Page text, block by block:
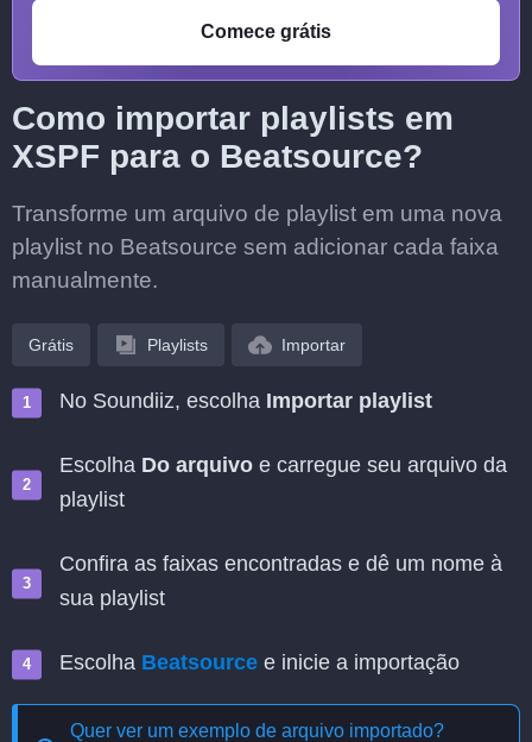
Comece grátis
Como importar playlists em
XSPF para o Beatsource?
Transforme um arquivo de playlist em uma nova
playlist no Beatsource sem adicionar cada faixa
manualmente.
Grátis Playlists Importar
No Soundiiz, escolha Importar playlist
Escolha Do arquivo e carregue seu arquivo da
playlist
Confira as faixas encontradas e dê um nome à
sua playlist
Escolha Beatsource e inicie a importação
Quer ver um exemplo de arquivo importado?